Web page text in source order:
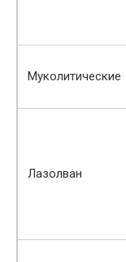
Муколитические
Лазолван